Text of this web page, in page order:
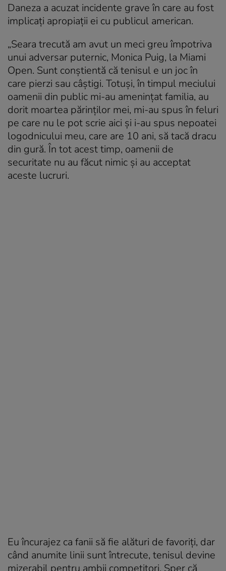
Daneza a acuzat incidente grave în care au fost
implicați apropiații ei cu publicul american.
„Seara trecută am avut un meci greu împotriva
unui adversar puternic, Monica Puig, la Miami
Open. Sunt conștientă că tenisul e un joc în
care pierzi sau câștigi. Totuși, în timpul meciului
oamenii din public mi-au amenințat familia, au
dorit moartea părinților mei, mi-au spus în feluri
pe care nu le pot scrie aici și i-au spus nepoatei
logodnicului meu, care are 10 ani, să tacă dracu
din gură. În tot acest timp, oamenii de
securitate nu au făcut nimic și au acceptat
aceste lucruri.
Eu încurajez ca fanii să fie alături de favoriți, dar
când anumite linii sunt întrecute, tenisul devine
mizerabil pentru ambii competitori. Sper că